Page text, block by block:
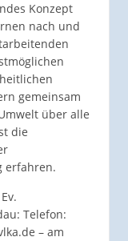
Konzept
nach und
gemeinsam
über alle
die
erfahren.
Telefon:
– am